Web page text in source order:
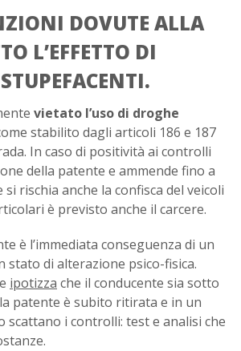
DOVUTE ALLA
L’EFFETTO DI
vietato l’uso di droghe
stabilito dagli articoli 186 e 187
In caso di positività ai controlli
della patente e ammende fino a
rischia anche la confisca del veicoli
è previsto anche il carcere.
è l’immediata conseguenza di un
stato di alterazione psico-fisica.
ipotizza che il conducente sia sotto
patente è subito ritirata e in un
scattano i controlli: test e analisi che